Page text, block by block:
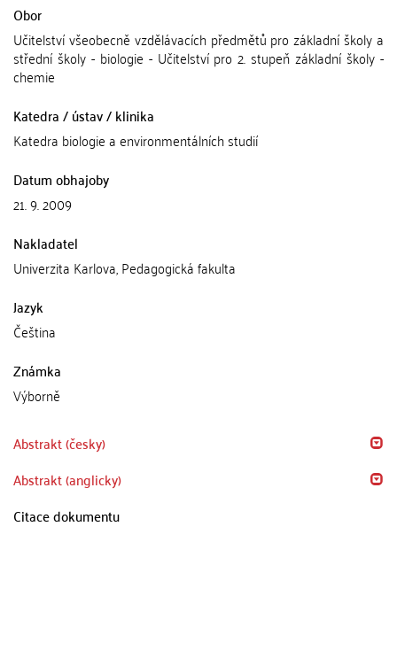
Obor
Učitelství všeobecně vzdělávacích předmětů pro základní školy a
střední školy - biologie - Učitelství pro 2. stupeň základní školy -
chemie
Katedra / ústav / klinika
Katedra biologie a environmentálních studií
Datum obhajoby
21. 9. 2009
Nakladatel
Univerzita Karlova, Pedagogická fakulta
Jazyk
Čeština
Známka
Výborně
Abstrakt (česky)
Abstrakt (anglicky)
Citace dokumentu